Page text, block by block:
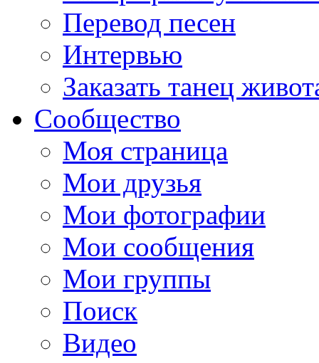
Перевод песен
Интервью
Заказать танец
Сообщество
Моя страница
Мои друзья
Мои фотографии
Мои сообщения
Мои группы
Поиск
Видео